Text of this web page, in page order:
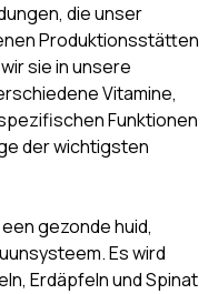
die unser
Produktionsstätten
sie in unsere
Vitamine,
Funktionen
der wichtigsten
gezonde huid,
Es wird
Erdäpfeln und Spinat